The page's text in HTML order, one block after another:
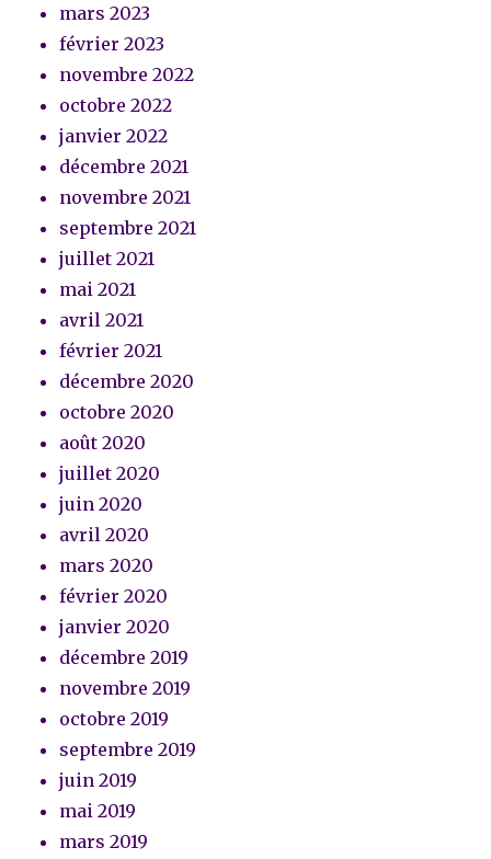
mars 2023
février 2023
novembre 2022
octobre 2022
janvier 2022
décembre 2021
novembre 2021
septembre 2021
juillet 2021
mai 2021
avril 2021
février 2021
décembre 2020
octobre 2020
août 2020
juillet 2020
juin 2020
avril 2020
mars 2020
février 2020
janvier 2020
décembre 2019
novembre 2019
octobre 2019
septembre 2019
juin 2019
mai 2019
mars 2019